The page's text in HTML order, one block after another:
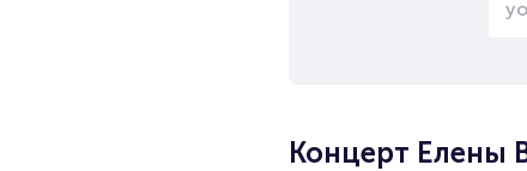
Концерт Елены